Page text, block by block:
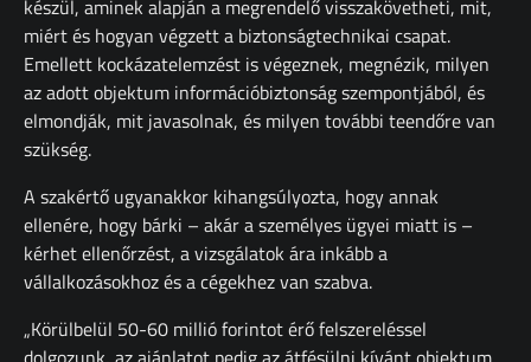
készül, aminek alapján a megrendelő visszakövetheti, mit,
miért és hogyan végzett a biztonságtechnikai csapat.
Emellett kockázatelemzést is végeznek, megnézik, milyen
az adott objektum információbiztonság szempontjából, és
elmondják, mit javasolnak, és milyen további teendőre van
szükség.
A szakértő ugyanakkor kihangsúlyozta, hogy annak
ellenére, hogy bárki – akár a személyes ügyei miatt is –
kérhet ellenőrzést, a vizsgálatok ára inkább a
vállalkozásokhoz és a cégekhez van szabva.
„Körülbelül 50-60 millió forintot érő felszereléssel